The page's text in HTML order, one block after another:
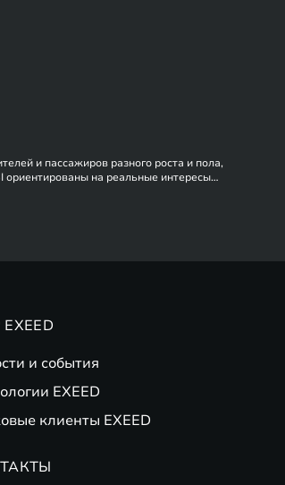
и пассажиров разного роста и пола,
ориентированы на реальные интересы
и события
EXEED
клиенты EXEED